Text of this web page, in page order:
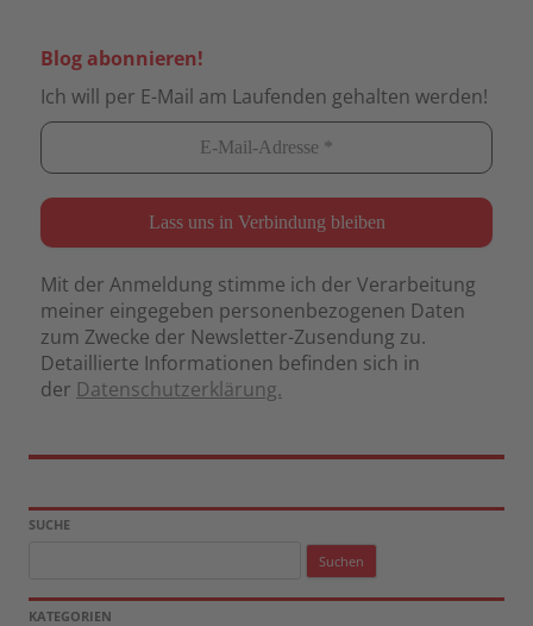
Blog abonnieren!
Ich will per E-Mail am Laufenden gehalten werden!
Mit der Anmeldung stimme ich der Verarbeitung
meiner eingegeben personenbezogenen Daten
zum Zwecke der Newsletter-Zusendung zu.
Detaillierte Informationen befinden sich in
der Datenschutzerklärung.
SUCHE
KATEGORIEN